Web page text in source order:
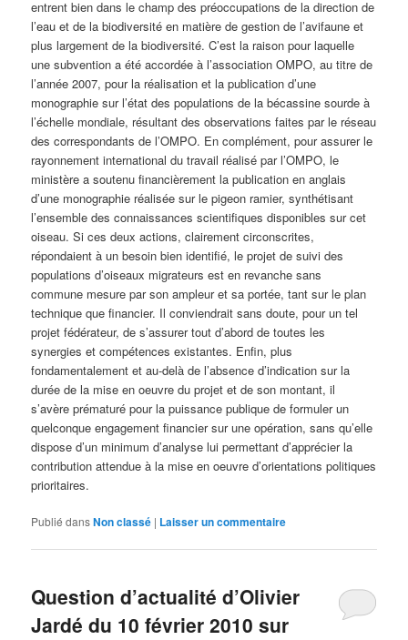
entrent bien dans le champ des préoccupations de la direction de
l’eau et de la biodiversité en matière de gestion de l’avifaune et
plus largement de la biodiversité. C’est la raison pour laquelle
une subvention a été accordée à l’association OMPO, au titre de
l’année 2007, pour la réalisation et la publication d’une
monographie sur l’état des populations de la bécassine sourde à
l’échelle mondiale, résultant des observations faites par le réseau
des correspondants de l’OMPO. En complément, pour assurer le
rayonnement international du travail réalisé par l’OMPO, le
ministère a soutenu financièrement la publication en anglais
d’une monographie réalisée sur le pigeon ramier, synthétisant
l’ensemble des connaissances scientifiques disponibles sur cet
oiseau. Si ces deux actions, clairement circonscrites,
répondaient à un besoin bien identifié, le projet de suivi des
populations d’oiseaux migrateurs est en revanche sans
commune mesure par son ampleur et sa portée, tant sur le plan
technique que financier. Il conviendrait sans doute, pour un tel
projet fédérateur, de s’assurer tout d’abord de toutes les
synergies et compétences existantes. Enfin, plus
fondamentalement et au-delà de l’absence d’indication sur la
durée de la mise en oeuvre du projet et de son montant, il
s’avère prématuré pour la puissance publique de formuler un
quelconque engagement financier sur une opération, sans qu’elle
dispose d’un minimum d’analyse lui permettant d’apprécier la
contribution attendue à la mise en oeuvre d’orientations politiques
prioritaires.
Publié dansNon classé | Laisser un commentaire
Question d’actualité d’Olivier
Jardé du 10 février 2010 sur